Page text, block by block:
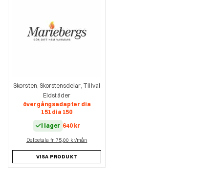
Skorsten, Skorstensdelar, Tillval
Eldstäder
övergångsadapter dia
151 dia 150
I lager 640 kr
Delbetala fr. 75,00 kr/mån
VISA PRODUKT